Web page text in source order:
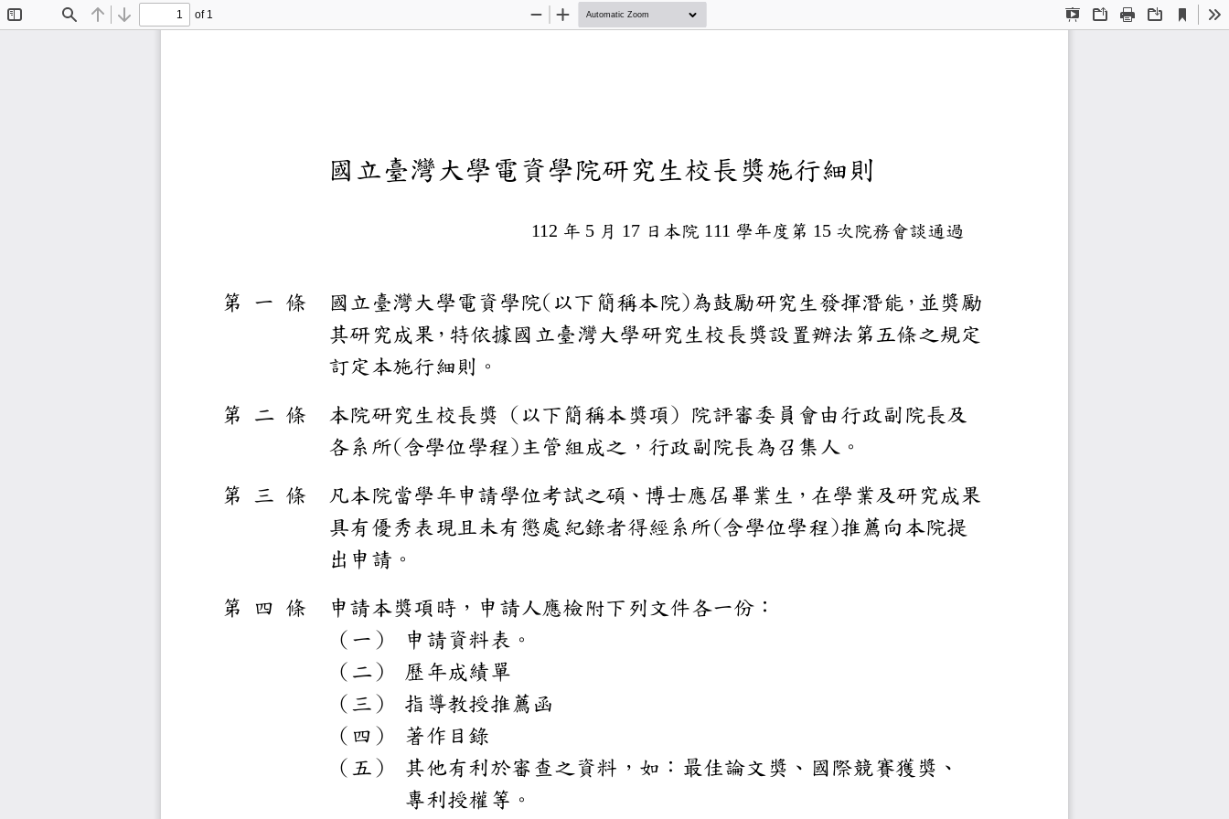
Find Previous
Next
of 1
Presentation
OpenPrint Download
Current
View
Zoom
Zoom
國立臺灣大學電資學院研究生校長獎
112年 5 月 17 日本院
111學年度第
15次院務會談通過
第 一 條 國立臺灣大學電資學院
(以下簡稱本院
)為鼓勵研究生發揮潛能，並獎
其研究成果，特依據國立臺灣大學研究生校長獎
訂定本施行細則。
第
二 條 本院研究生校長獎
(以下簡稱本獎項
) 院評審委員會由行政副院長及
各系所
(含學位學程
)主管組成之，行政副院長為召集人。
第 三 條
凡本院當學年申請學位考試之碩、博士應屆畢業
具有優秀表現且未有懲處紀錄者得經系所
(含學位學程
)推薦向本院提
出申請。
第
四 條
申請本獎項時，申請人應檢附下列文件各一份：
（一）申請資料表。
（二）歷年成績單
（三）指導教授推薦函
（四）著作目錄
（五）其他有利於審查之資料，如：最佳論文獎、
專利授權等。